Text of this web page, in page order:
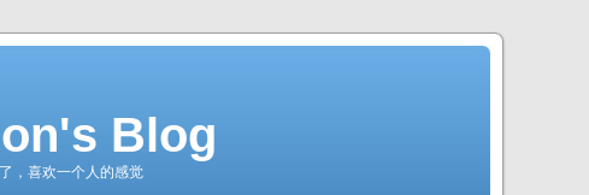
Blog
，喜欢一个人的感觉